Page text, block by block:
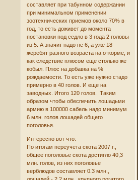
составляет при табунном содержании
при минимальном применении
зоотехнических приемов около 70% в
год, то есть доживет до момента
постановки под седло в 3 года 2 головы
из 5. А значит надо не 6, а уже 18
жеребят разного возраста на откорме, и
как следствие плюсом еще столько же
кобыл. Плюс на добавка на %
рождаемости. То есть уже нужно стадо
примерно в 40 голов. И еще на
заводных. Итого 120 голов. Таким
образом чтобы обеспечить лошадьми
армию в 100000 сабель надо минимум
6 млн. голов лошадей общего
поголовья.
Интересно вот что:
По итогам переучета скота 2007 г.,
общее поголовье скота достигло 40,3
млн. голов, из них поголовье
верблюдов составляет 0.3 млн.,
лошадей - 2.2 млн., крупного рогатого